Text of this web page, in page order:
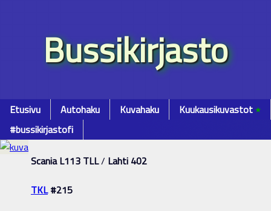
Bussikirjasto
Etusivu Autohaku Kuvahaku Kuukausikuvastot٭
#bussikirjastofi
Scania L113 TLL/ Lahti 402
TKL#215